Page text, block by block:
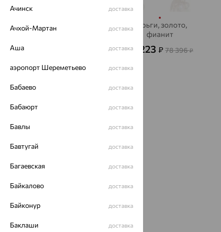
Кольцо, золото,
Серьги, золото,
фианит
28 223 ₽ 78 396₽
64%
6 538
Ачинск доставка
Ачхой-Мартан доставка
Аша доставка
аэропорт Шереметьево доставка
Бабаево доставка
Бабаюрт доставка
Бавлы доставка
Бавтугай доставка
Багаевская доставка
Байкалово доставка
Байконур доставка
Баклаши доставка